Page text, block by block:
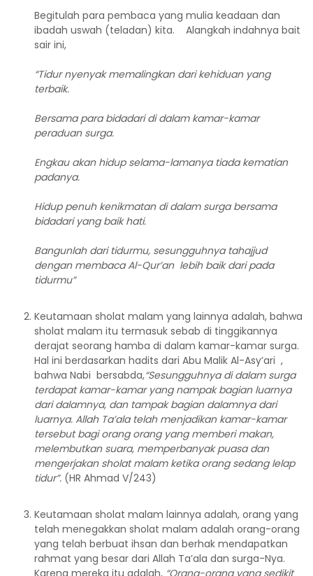
Begitulah para pembaca yang mulia keadaan dan
ibadah uswah (teladan) kita. Alangkah indahnya bait
sair ini,
“Tidur nyenyak memalingkan dari kehiduan yang
terbaik.
Bersama para bidadari di dalam kamar-kamar
peraduan surga.
Engkau akan hidup selama-lamanya tiada kematian
padanya.
Hidup penuh kenikmatan di dalam surga bersama
bidadari yang baik hati.
Bangunlah dari tidurmu, sesungguhnya tahajjud
dengan membaca Al-Qur’an lebih baik dari pada
tidurmu”
Keutamaan sholat malam yang lainnya adalah, bahwa
sholat malam itu termasuk sebab di tinggikannya
derajat seorang hamba di dalam kamar-kamar surga.
Hal ini berdasarkan hadits dari Abu Malik Al-Asy’ari ,
bahwa Nabi bersabda,“Sesungguhnya di dalam surga
terdapat kamar-kamar yang nampak bagian luarnya
dari dalamnya, dan tampak bagian dalamnya dari
luarnya. Allah Ta’ala telah menjadikan kamar-kamar
tersebut bagi orang orang yang memberi makan,
melembutkan suara, memperbanyak puasa dan
mengerjakan sholat malam ketika orang sedang lelap
tidur”.(HR Ahmad V/243)
Keutamaan sholat malam lainnya adalah, orang yang
telah menegakkan sholat malam adalah orang-orang
yang telah berbuat ihsan dan berhak mendapatkan
rahmat yang besar dari Allah Ta’ala dan surga-Nya.
Karena mereka itu adalah, “Orang-orang yang sedikit